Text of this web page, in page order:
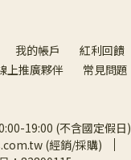
我的帳戶 紅利回饋
上推廣夥伴 常見問題
19:00 (不含國定假日)
(經銷/採購)